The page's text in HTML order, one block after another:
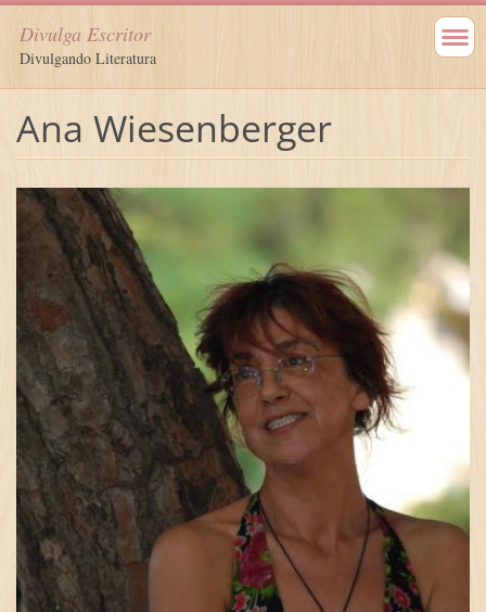
Divulga Escritor
Divulgando Literatura
Ana Wiesenberger